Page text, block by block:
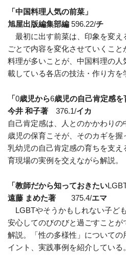
「中国料理人気の前菜」
旭屋出版編集部編 596.22/チ
最初に出す前菜は、印象を変え
ごとで内容を変化させていくこ
料理が多いことが、中国料理の
載している各店の技法・作り方を
「0歳児から6歳児の自己肯定感を
今井 和子著 376.1/イカ
自己肯定感は、人とのかかわりの
歳児の保育こそが、そのカギを握
乳幼児の自己肯定感の育ちを支
育現場の実例を交えながら解説。
「教師だから知っておきたい
遠藤 まめた著 375.4/エマ
LGBTやそうかもしれない子ど
安心してのびのびと過ごすことが
解説。「性の多様性」について
イント、実践事例を紹介している。